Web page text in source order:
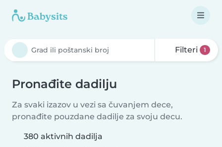
Filteri 1
Pronađite dadilju
Za svaki izazov u vezi sa čuvanjem dece,
pronađite pouzdane dadilje za svoju decu.
380 aktivnih dadilja